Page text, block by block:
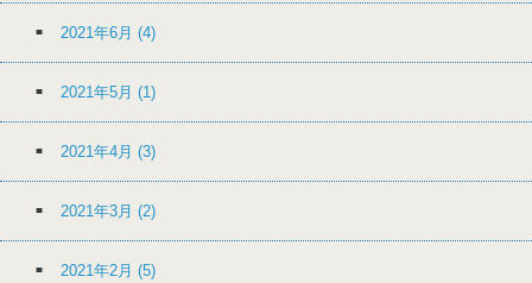
2021年6月 (4)
2021年5月 (1)
2021年4月 (3)
2021年3月 (2)
2021年2月 (5)